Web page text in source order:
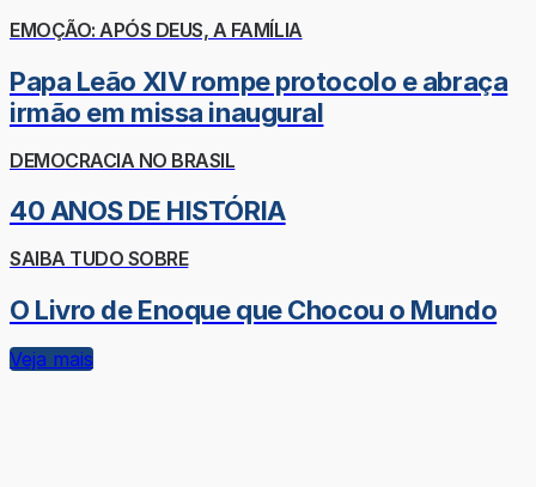
EMOÇÃO: APÓS DEUS, A FAMÍLIA
Papa Leão XIV rompe protocolo e abraça
irmão em missa inaugural
DEMOCRACIA NO BRASIL
40 ANOS DE HISTÓRIA
SAIBA TUDO SOBRE
O Livro de Enoque que Chocou o Mundo
Veja mais